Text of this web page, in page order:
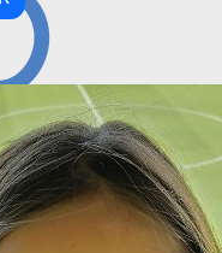
En Lasse
veel succes!!